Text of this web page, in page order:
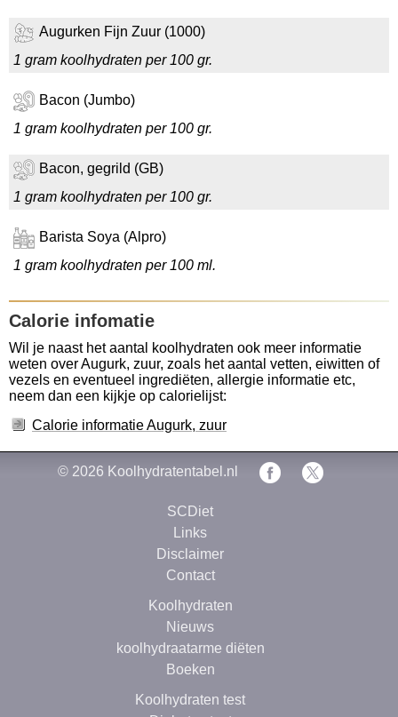
Augurken Fijn Zuur (1000)
1 gram koolhydraten per 100 gr.
Bacon (Jumbo)
1 gram koolhydraten per 100 gr.
Bacon, gegrild (GB)
1 gram koolhydraten per 100 gr.
Barista Soya (Alpro)
1 gram koolhydraten per 100 ml.
Calorie infomatie
Wil je naast het aantal koolhydraten ook meer informatie
weten over Augurk, zuur, zoals het aantal vetten, eiwitten of
vezels en eventueel ingrediëten, allergie informatie etc,
neem dan een kijkje op calorielijst:
Calorie informatie Augurk, zuur
© 2026 Koolhydratentabel.nl
SCDiet
Links
Disclaimer
Contact
Koolhydraten
Nieuws
koolhydraatarme diëten
Boeken
Koolhydraten test